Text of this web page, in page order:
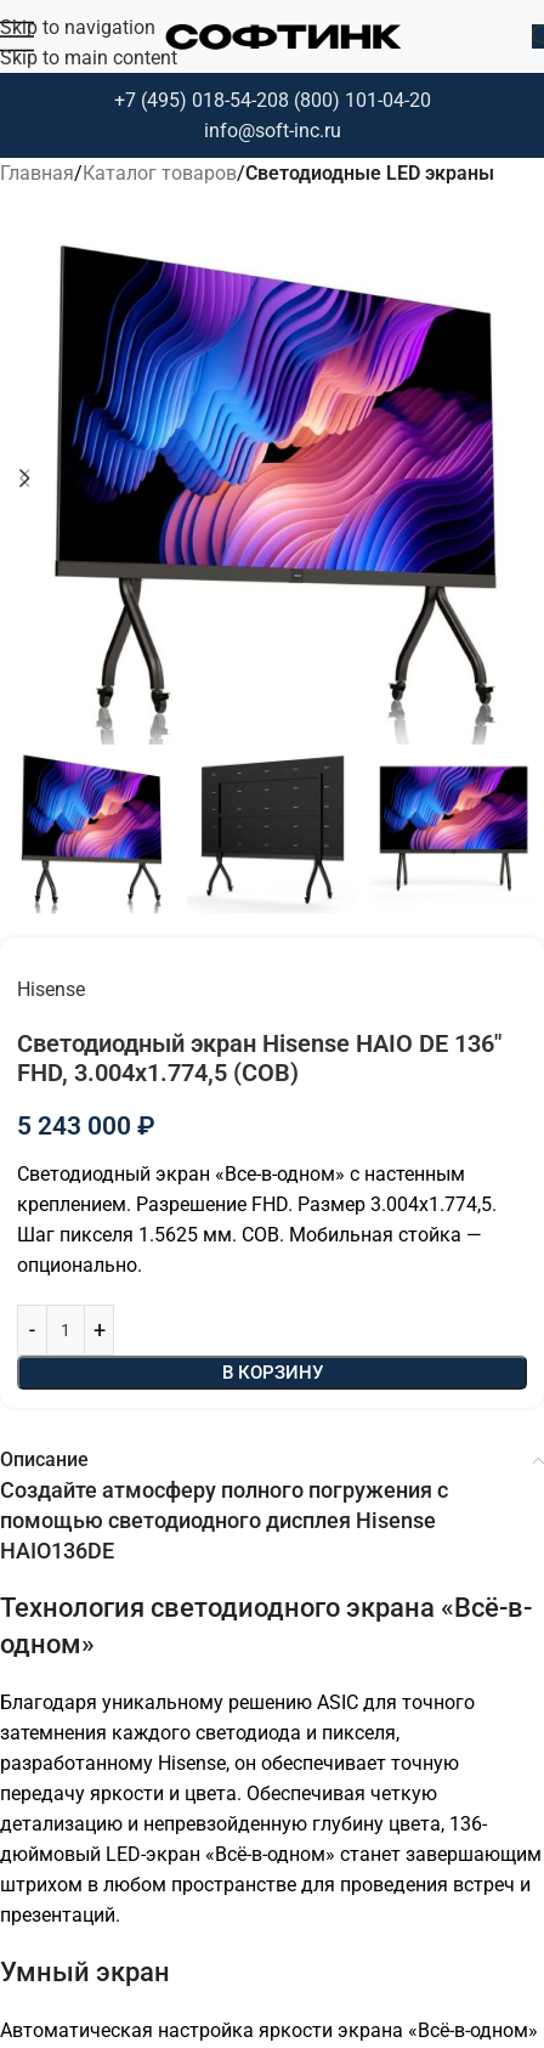
Skip to navigation
Skip to main content
+7 (495) 018-54-208 (800) 101-04-20
info@soft-inc.ru
Главная Каталог товаров Светодиодные LED экраны
Hisense
Светодиодный экран Hisense HAIO DE 136"
FHD, 3.004х1.774,5 (COB)
5 243 000 ₽
Светодиодный экран «Все-в-одном» с настенным
креплением. Разрешение FHD. Размер 3.004х1.774,5.
Шаг пикселя 1.5625 мм. COB. Мобильная стойка —
опционально.
В КОРЗИНУ
Описание
Создайте атмосферу полного погружения с
помощью светодиодного дисплея Hisense
HAIO136DE
Технология светодиодного экрана «Всё-в-
одном»
Благодаря уникальному решению ASIC для точного
затемнения каждого светодиода и пикселя,
разработанному Hisense, он обеспечивает точную
передачу яркости и цвета. Обеспечивая четкую
детализацию и непревзойденную глубину цвета, 136-
дюймовый LED-экран «Всё-в-одном» станет завершающим
штрихом в любом пространстве для проведения встреч и
презентаций.
Умный экран
Автоматическая настройка яркости экрана «Всё-в-одном»